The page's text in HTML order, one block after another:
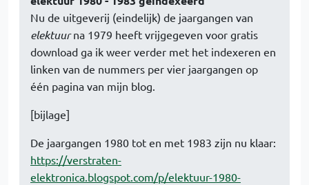
Nu de uitgeverij (eindelijk) de jaargangen van
elektuurna 1979 heeft vrijgegeven voor gratis
download ga ik weer verder met het indexeren en
linken van de nummers per vier jaargangen op
één pagina van mijn blog.
[bijlage]
De jaargangen 1980 tot en met 1983 zijn nu klaar:
https://verstraten-
elektronica.blogspot.com/p/elektuur-1980-